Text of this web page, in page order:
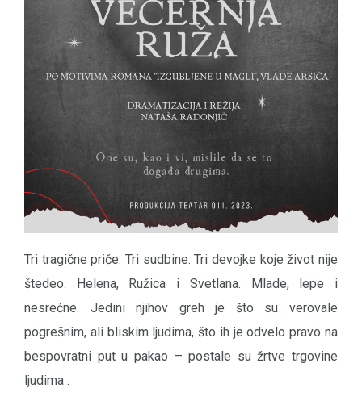
Tri tragične priče. Tri sudbine. Tri devojke koje život nije
štedeo. Helena, Ružica i Svetlana. Mlade, lepe i
nesrećne. Jedini njihov greh je što su verovale
pogrešnim, ali bliskim ljudima, što ih je odvelo pravo na
bespovratni put u pakao – postale su žrtve trgovine
ljudima .